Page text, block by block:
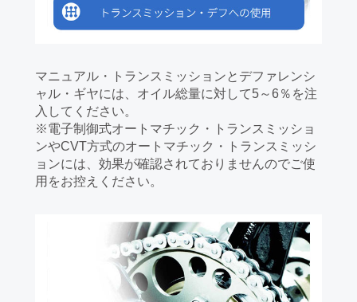
マニュアル・トランスミッションとデファレンシ
ャル・ギヤには、オイル総量に対して5～6％を注
入してください。
※電子制御式オートマチック・トランスミッショ
ンやCVT方式のオートマチック・トランスミッシ
ョンには、効果が確認されておりませんのでご使
用をお控えください。